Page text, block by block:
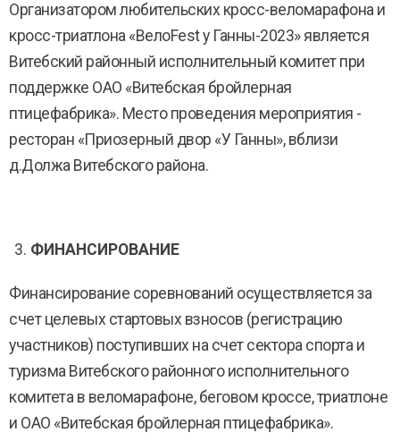
Организатором любительских кросс-веломарафона и
кросс-триатлона «ВелоFest у Ганны-2023» является
Витебский районный исполнительный комитет при
поддержке ОАО «Витебская бройлерная
птицефабрика». Место проведения мероприятия -
ресторан «Приозерный двор «У Ганны», вблизи
д.Должа Витебского района.
ФИНАНСИРОВАНИЕ
Финансирование соревнований осуществляется за
счет целевых стартовых взносов (регистрацию
участников) поступивших на счет сектора спорта и
туризма Витебского районного исполнительного
комитета в веломарафоне, беговом кроссе, триатлоне
и ОАО «Витебская бройлерная птицефабрика».